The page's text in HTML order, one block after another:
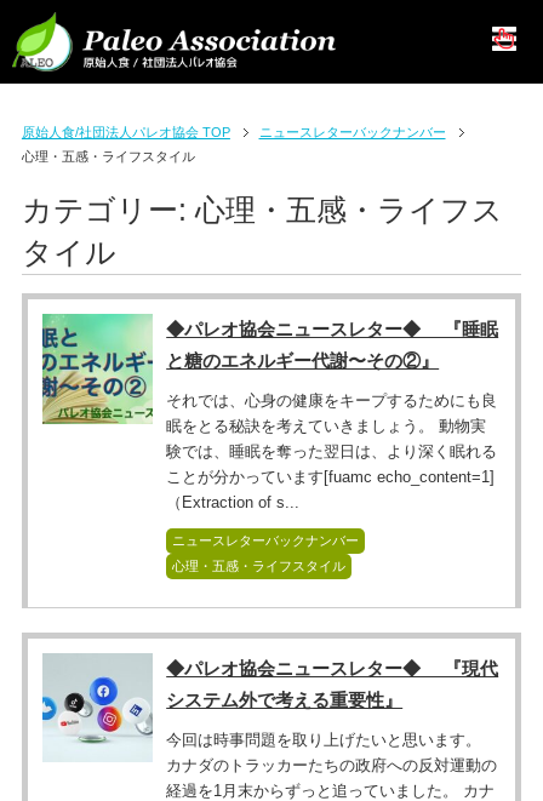
原始人食/社団法人パレオ協会 TOP
ニュースレターバックナンバー
心理・五感・ライフスタイル
カテゴリー:心理・五感・ライフス
タイル
◆パレオ協会ニュースレター◆ 『睡眠
と糖のエネルギー代謝〜その②』
それでは、心身の健康をキープするためにも良
眠をとる秘訣を考えていきましょう。 動物実
験では、睡眠を奪った翌日は、より深く眠れる
ことが分かっています[fuamc echo_content=1]
（Extraction of s...
ニュースレターバックナンバー
心理・五感・ライフスタイル
◆パレオ協会ニュースレター◆ 『現代
システム外で考える重要性』
今回は時事問題を取り上げたいと思います。
カナダのトラッカーたちの政府への反対運動の
経過を1月末からずっと追っていました。 カナ